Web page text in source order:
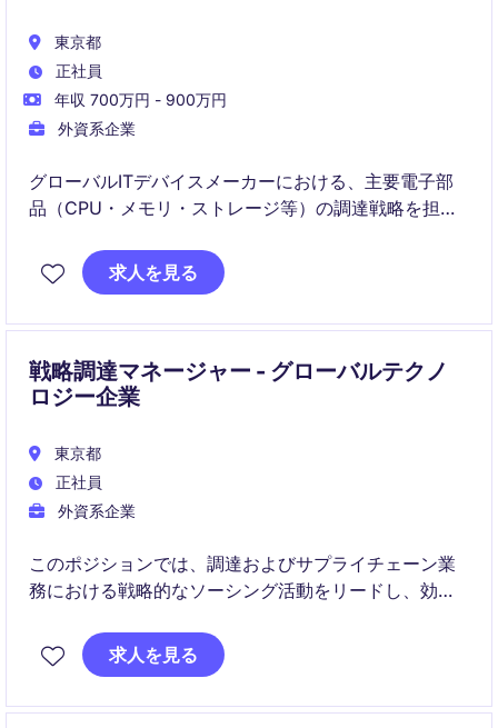
東京都
正社員
年収 700万円 - 900万円
外資系企業
グローバルITデバイスメーカーにおける、主要電子部
品（CPU・メモリ・ストレージ等）の調達戦略を担う
給の実現を通じ、最新技術を搭載した製品の競争力を
支える重要な役割を担います。
求人を見る
戦略調達マネージャー - グローバルテクノ
ロジー企業
東京都
正社員
外資系企業
このポジションでは、調達およびサプライチェーン業
務における戦略的なソーシング活動をリードし、効率
業界での経験を活かし、東京を拠点にグローバルなプ
ロジェクトに貢献していただきます。
求人を見る